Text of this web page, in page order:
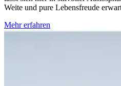
Weite und pure Lebensfreude
Mehr erfahren